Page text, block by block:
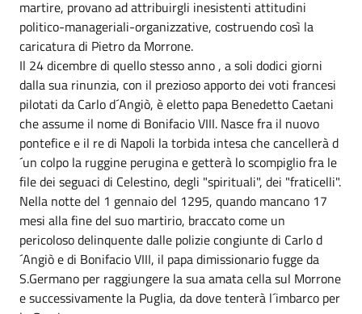
martire, provano ad attribuirgli inesistenti attitudini
politico-manageriali-organizzative, costruendo così la
caricatura di Pietro da Morrone.
Il 24 dicembre di quello stesso anno , a soli dodici giorni
dalla sua rinunzia, con il prezioso apporto dei voti francesi
pilotati da Carlo d´Angiò, è eletto papa Benedetto Caetani
che assume il nome di Bonifacio VIII. Nasce fra il nuovo
pontefice e il re di Napoli la torbida intesa che cancellerà d
´un colpo la ruggine perugina e getterà lo scompiglio fra le
file dei seguaci di Celestino, degli "spirituali", dei "fraticelli".
Nella notte del 1 gennaio del 1295, quando mancano 17
mesi alla fine del suo martirio, braccato come un
pericoloso delinquente dalle polizie congiunte di Carlo d
´Angiò e di Bonifacio VIII, il papa dimissionario fugge da
S.Germano per raggiungere la sua amata cella sul Morrone
e successivamente la Puglia, da dove tenterà l´imbarco per